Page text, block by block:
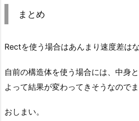
まとめ
Rectを使う場合はあんまり速度差はな
自前の構造体を使う場合には、中身
よって結果が変わってきそうなのでま
おしまい。